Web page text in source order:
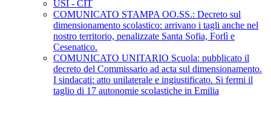
USI - CIT
COMUNICATO STAMPA OO.SS.: Decreto sul
dimensionamento scolastico: arrivano i tagli anche nel
nostro territorio, penalizzate Santa Sofia, Forlì e
Cesenatico.
COMUNICATO UNITARIO Scuola: pubblicato il
decreto del Commissario ad acta sul dimensionamento.
I sindacati: atto unilaterale e ingiustificato. Si fermi il
taglio di 17 autonomie scolastiche in Emilia